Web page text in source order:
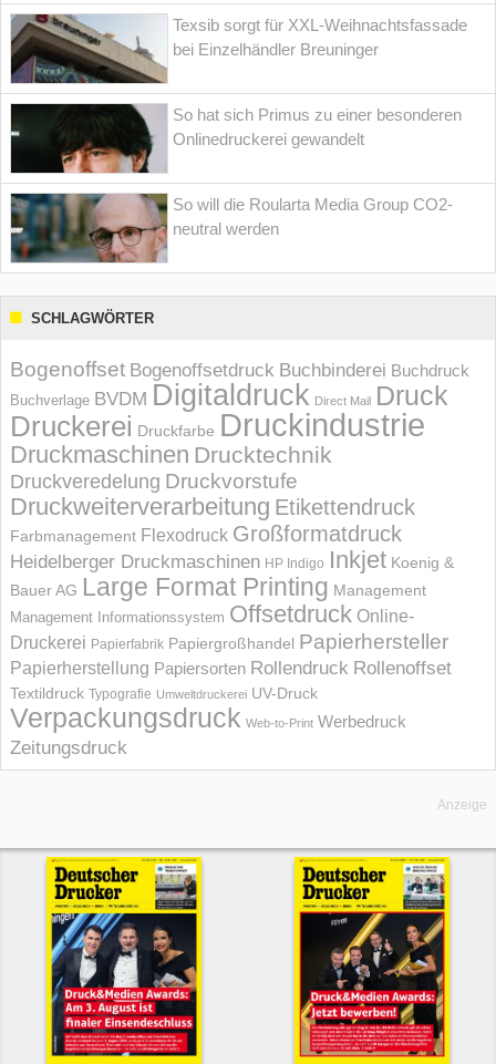
Texsib sorgt für XXL-Weihnachtsfassade
bei Einzelhändler Breuninger
So hat sich Primus zu einer besonderen
Onlinedruckerei gewandelt
So will die Roularta Media Group CO2-
neutral werden
SCHLAGWÖRTER
Bogenoffset Bogenoffsetdruck Buchbinderei Buchdruck
Buchverlage BVDM Digitaldruck Direct Mail Druck
Druckerei Druckfarbe Druckindustrie
Druckmaschinen Drucktechnik
Druckveredelung Druckvorstufe
Druckweiterverarbeitung Etikettendruck
Farbmanagement Flexodruck Großformatdruck
Heidelberger Druckmaschinen HP Indigo Inkjet Koenig &
Bauer AG Large Format Printing Management
Management Informations­system Offsetdruck Online-
Druckerei Papierfabrik Papiergroßhandel Papierhersteller
Papierherstellung Papiersorten Rollendruck Rollenoffset
Textildruck Typografie Umweltdruckerei UV-Druck
Verpackungsdruck Web-to-Print Werbedruck
Zeitungsdruck
Anzeige